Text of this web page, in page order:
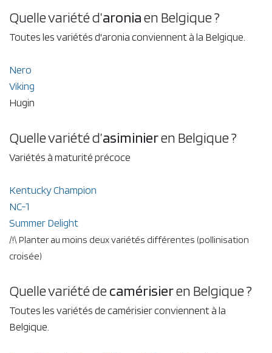
Quelle variété d’aroniaen Belgique ?
Toutes les variétés d'aronia conviennent à la Belgique.
Nero
Viking
Hugin
Quelle variété d’asiminieren Belgique ?
Variétés à maturité précoce
Kentucky Champion
NC-1
Summer Delight
/!\ Planter au moins deux variétés différentes (pollinisation
croisée)
Quelle variété decamérisieren Belgique ?
Toutes les variétés de camérisier conviennent à la
Belgique.